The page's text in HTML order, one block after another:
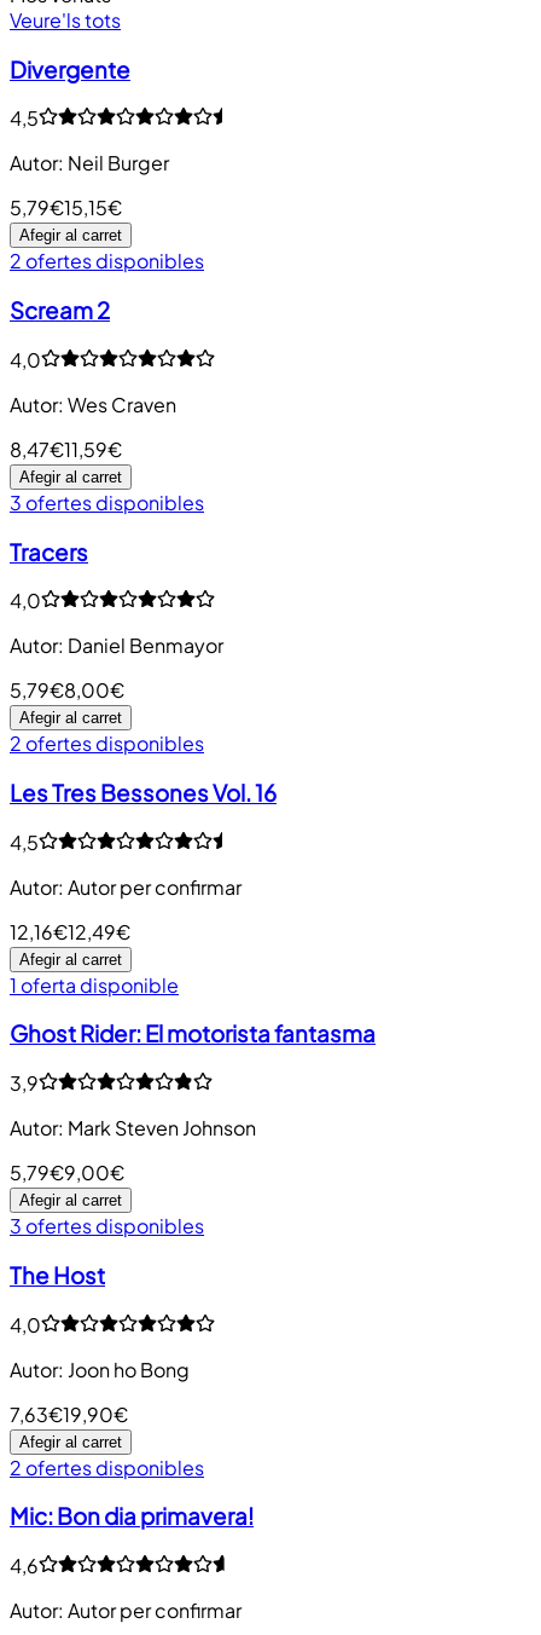
Veure'ls tots
Divergente
4,5
Autor: Neil Burger
5,79€15,15€
Afegir al carret
2 ofertes disponibles
Scream 2
4,0
Autor: Wes Craven
8,47€11,59€
Afegir al carret
3 ofertes disponibles
Tracers
4,0
Autor: Daniel Benmayor
5,79€8,00€
Afegir al carret
2 ofertes disponibles
Les Tres Bessones Vol. 16
4,5
Autor: Autor per confirmar
12,16€12,49€
Afegir al carret
1 oferta disponible
Ghost Rider: El motorista fantasma
3,9
Autor: Mark Steven Johnson
5,79€9,00€
Afegir al carret
3 ofertes disponibles
The Host
4,0
Autor: Joon ho Bong
7,63€19,90€
Afegir al carret
2 ofertes disponibles
Mic: Bon dia primavera!
4,6
Autor: Autor per confirmar